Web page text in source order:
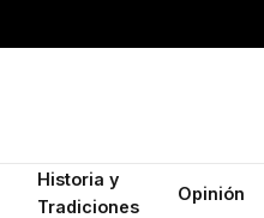
Historia y
Tradiciones
Opinión